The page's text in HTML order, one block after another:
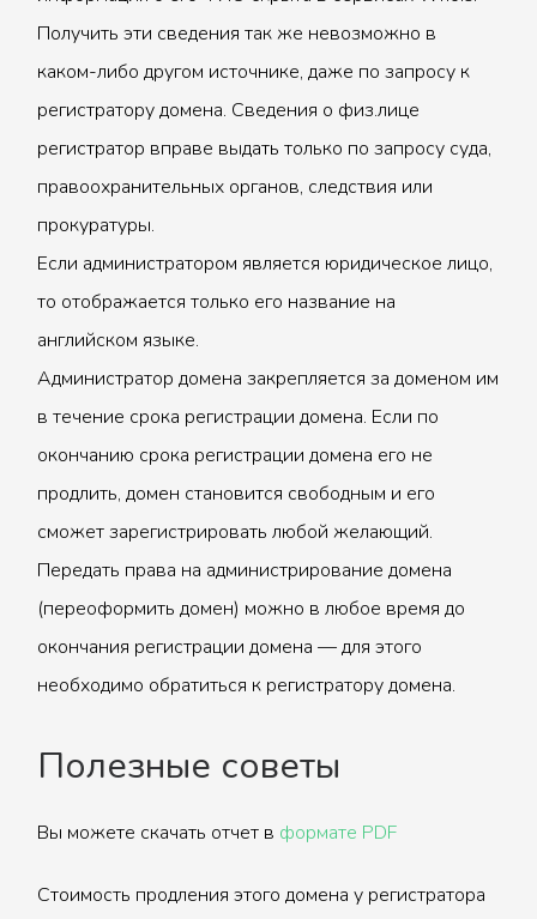
Получить эти сведения так же невозможно в
каком-либо другом источнике, даже по запросу к
регистратору домена. Сведения о физ.лице
регистратор вправе выдать только по запросу суда,
правоохранительных органов, следствия или
прокуратуры.
Если администратором является юридическое лицо,
то отображается только его название на
английском языке.
Администратор домена закрепляется за доменом им
в течение срока регистрации домена. Если по
окончанию срока регистрации домена его не
продлить, домен становится свободным и его
сможет зарегистрировать любой желающий.
Передать права на администрирование домена
(переоформить домен) можно в любое время до
окончания регистрации домена — для этого
необходимо обратиться к регистратору домена.
Полезные советы
Вы можете скачать отчет в формате PDF
Стоимость продления этого домена у регистратора